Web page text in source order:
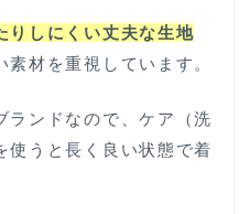
りしにくい丈夫な生地
材を重視しています。
ランドなので、ケア（洗
使うと長く良い状態で着